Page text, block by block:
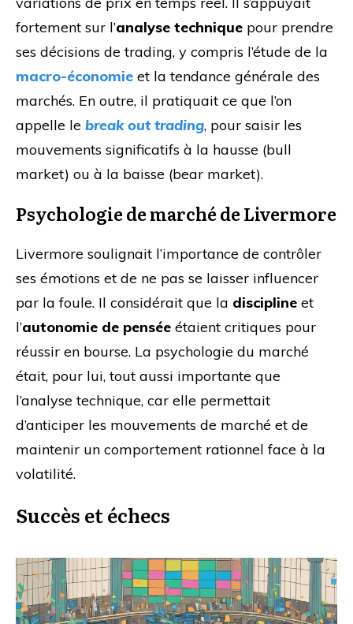
fortement sur l’analyse technique pour prendre
ses décisions de trading, y compris l’étude de la
macro-économie et la tendance générale des
marchés. En outre, il pratiquait ce que l’on
appelle le break out trading, pour saisir les
mouvements significatifs à la hausse (bull
market) ou à la baisse (bear market).
Psychologie de marché de Livermore
Livermore soulignait l’importance de contrôler
ses émotions et de ne pas se laisser influencer
par la foule. Il considérait que la discipline et
l’autonomie de pensée étaient critiques pour
réussir en bourse. La psychologie du marché
était, pour lui, tout aussi importante que
l’analyse technique, car elle permettait
d’anticiper les mouvements de marché et de
maintenir un comportement rationnel face à la
volatilité.
Succès et échecs